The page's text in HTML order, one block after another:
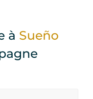
à Sueño